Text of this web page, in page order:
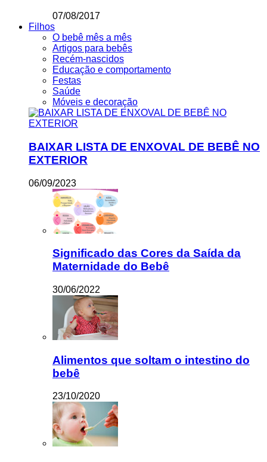
07/08/2017
Filhos
O bebê mês a mês
Artigos para bebês
Recém-nascidos
Educação e comportamento
Festas
Saúde
Móveis e decoração
BAIXAR LISTA DE ENXOVAL DE BEBÊ NO
EXTERIOR
06/09/2023
Significado das Cores da Saída da
Maternidade do Bebê
30/06/2022
Alimentos que soltam o intestino do
bebê
23/10/2020